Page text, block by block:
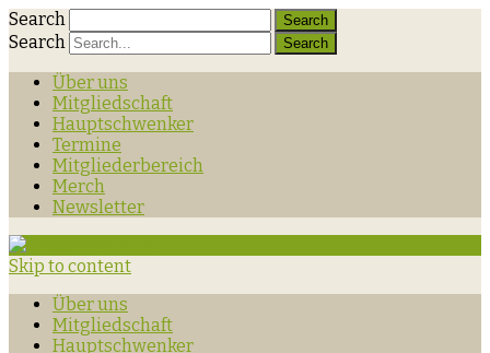
Search
Search
Über uns
Mitgliedschaft
Hauptschwenker
Termine
Mitgliederbereich
Merch
Newsletter
Skip to content
Über uns
Mitgliedschaft
Hauptschwenker